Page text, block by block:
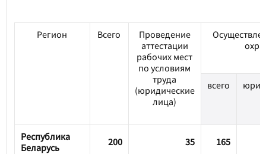
Регион Всего
Проведение
аттестации
рабочих мест
по условиям
труда
(юридические
лица)
всего
Республика
Беларусь
200 35 165